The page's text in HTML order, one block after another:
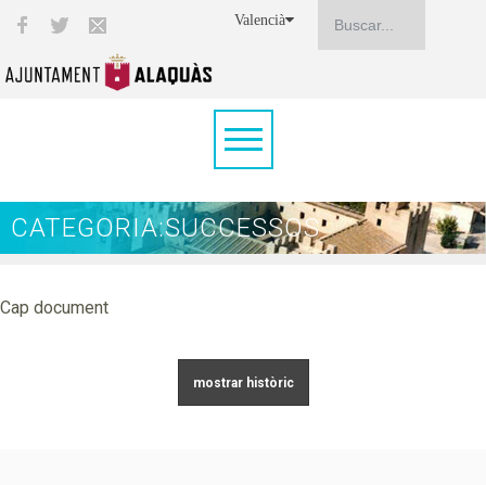
Valencià
CATEGORIA:SUCCESSOS
Cap document